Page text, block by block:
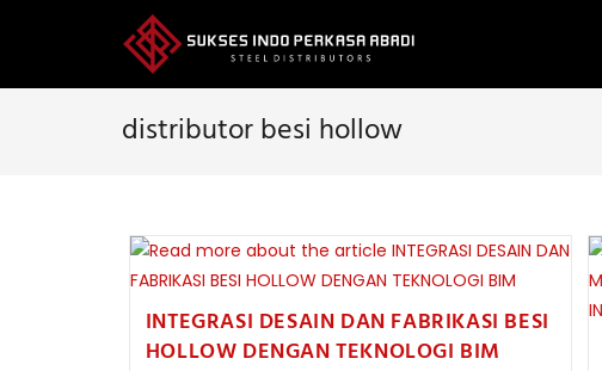
distributor besi hollow
INTEGRASI DESAIN DAN FABRIKASI BESI
HOLLOW DENGAN TEKNOLOGI BIM